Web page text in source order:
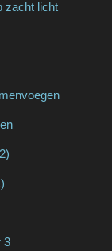
zacht licht
3